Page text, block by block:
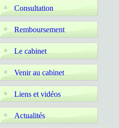
Consultation
Remboursement
Le cabinet
Venir au cabinet
Liens et vidéos
Actualités